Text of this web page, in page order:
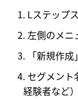
Lステップ
左側のメニ
「新規作
セグメント
経験者など）